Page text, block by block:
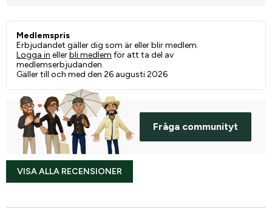
Medlemspris
Erbjudandet gäller dig som är eller blir medlem.
Logga in ellerbli medlem för att ta del av
medlemserbjudanden.
Gäller till och med den 26 augusti 2026
Fråga communityt
VISA ALLA RECENSIONER